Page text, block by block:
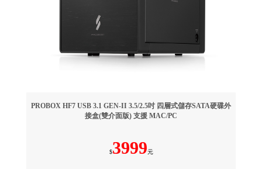
PROBOX HF7 USB 3.1 GEN-II 3.5/2.5吋 四層式儲存SATA硬碟外
接盒(雙介面版) 支援 MAC/PC
$3999元